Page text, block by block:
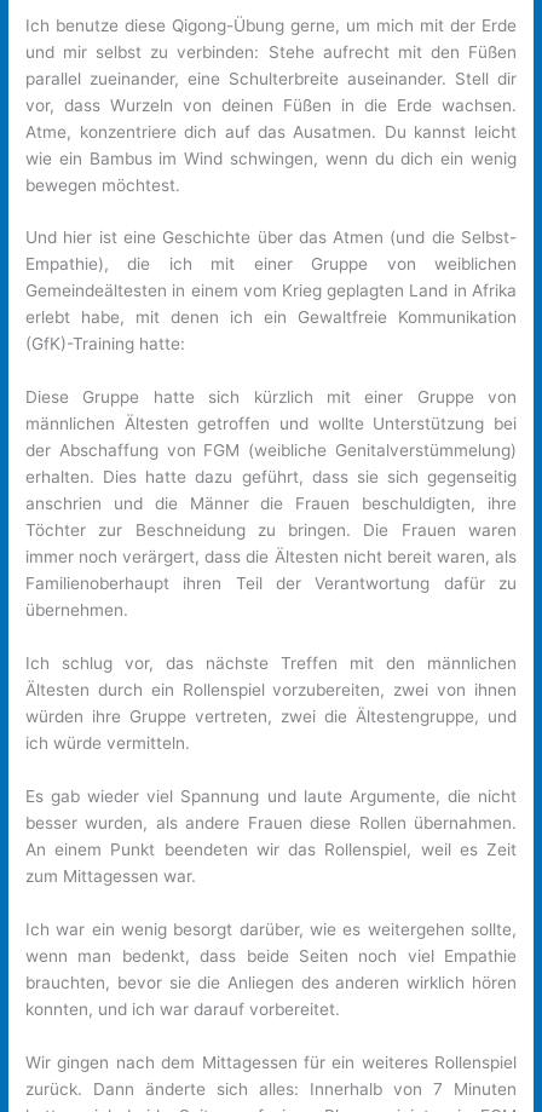
Ich benutze diese Qigong-Übung gerne, um mich mit der Erde
und mir selbst zu verbinden: Stehe aufrecht mit den Füßen
parallel zueinander, eine Schulterbreite auseinander. Stell dir
vor, dass Wurzeln von deinen Füßen in die Erde wachsen.
Atme, konzentriere dich auf das Ausatmen. Du kannst leicht
wie ein Bambus im Wind schwingen, wenn du dich ein wenig
bewegen möchtest.
Und hier ist eine Geschichte über das Atmen (und die Selbst-
Empathie), die ich mit einer Gruppe von weiblichen
Gemeindeältesten in einem vom Krieg geplagten Land in Afrika
erlebt habe, mit denen ich ein Gewaltfreie Kommunikation
(GfK)-Training hatte:
Diese Gruppe hatte sich kürzlich mit einer Gruppe von
männlichen Ältesten getroffen und wollte Unterstützung bei
der Abschaffung von FGM (weibliche Genitalverstümmelung)
erhalten. Dies hatte dazu geführt, dass sie sich gegenseitig
anschrien und die Männer die Frauen beschuldigten, ihre
Töchter zur Beschneidung zu bringen. Die Frauen waren
immer noch verärgert, dass die Ältesten nicht bereit waren, als
Familienoberhaupt ihren Teil der Verantwortung dafür zu
übernehmen.
Ich schlug vor, das nächste Treffen mit den männlichen
Ältesten durch ein Rollenspiel vorzubereiten, zwei von ihnen
würden ihre Gruppe vertreten, zwei die Ältestengruppe, und
ich würde vermitteln.
Es gab wieder viel Spannung und laute Argumente, die nicht
besser wurden, als andere Frauen diese Rollen übernahmen.
An einem Punkt beendeten wir das Rollenspiel, weil es Zeit
zum Mittagessen war.
Ich war ein wenig besorgt darüber, wie es weitergehen sollte,
wenn man bedenkt, dass beide Seiten noch viel Empathie
brauchten, bevor sie die Anliegen des anderen wirklich hören
konnten, und ich war darauf vorbereitet.
Wir gingen nach dem Mittagessen für ein weiteres Rollenspiel
zurück. Dann änderte sich alles: Innerhalb von 7 Minuten